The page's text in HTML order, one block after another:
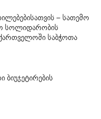
– სათემო
სოლიდარობის
საბჭოთა